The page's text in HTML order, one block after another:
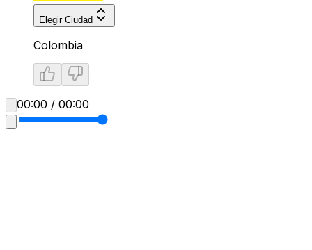
Elegir Ciudad
Colombia
00:00 / 00:00